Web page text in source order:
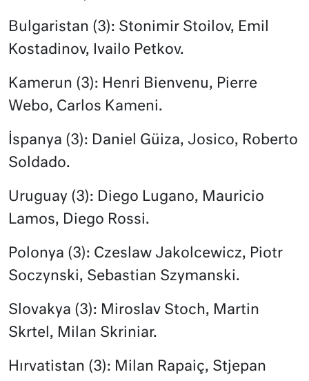
Bulgaristan (3): Stonimir Stoilov, Emil
Kostadinov, Ivailo Petkov.
Kamerun (3): Henri Bienvenu, Pierre
Webo, Carlos Kameni.
İspanya (3): Daniel Güiza, Josico, Roberto
Soldado.
Uruguay (3): Diego Lugano, Mauricio
Lamos, Diego Rossi.
Polonya (3): Czeslaw Jakolcewicz, Piotr
Soczynski, Sebastian Szymanski.
Slovakya (3): Miroslav Stoch, Martin
Skrtel, Milan Skriniar.
Hırvatistan (3): Milan Rapaiç, Stjepan